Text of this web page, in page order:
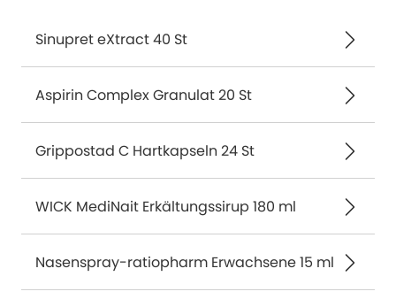
Sinupret eXtract 40 St
Aspirin Complex Granulat 20 St
Grippostad C Hartkapseln 24 St
WICK MediNait Erkältungssirup 180 ml
Nasenspray-ratiopharm Erwachsene 15 ml